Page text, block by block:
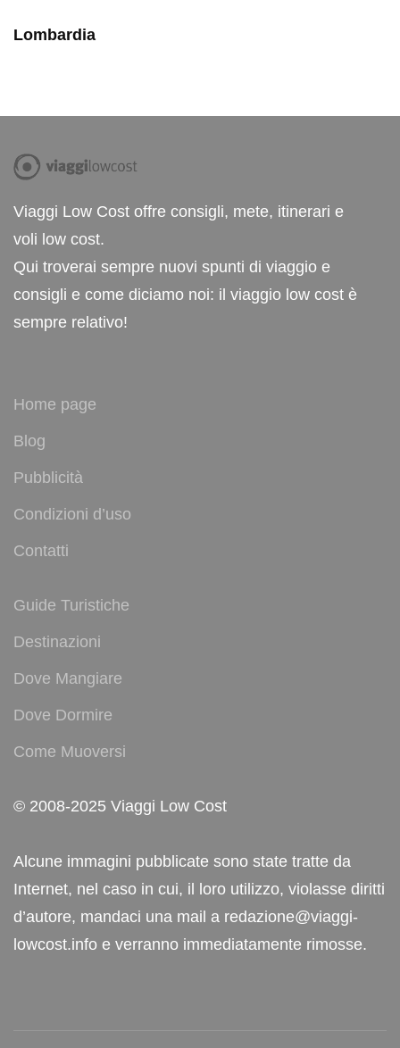
Lombardia
Viaggi Low Cost offre consigli, mete, itinerari e
voli low cost.
Qui troverai sempre nuovi spunti di viaggio e
consigli e come diciamo noi: il viaggio low cost è
sempre relativo!
Home page
Blog
Pubblicità
Condizioni d’uso
Contatti
Guide Turistiche
Destinazioni
Dove Mangiare
Dove Dormire
Come Muoversi
© 2008-2025 Viaggi Low Cost
Alcune immagini pubblicate sono state tratte da
Internet, nel caso in cui, il loro utilizzo, violasse diritti
d’autore, mandaci una mail a redazione@viaggi-
lowcost.info e verranno immediatamente rimosse.